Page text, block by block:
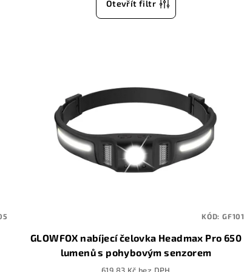
Otevřít filtr
GLOWFOX nabíjecí čelovka Headmax Pro 650
lumenů s pohybovým senzorem
KÓD: GF101